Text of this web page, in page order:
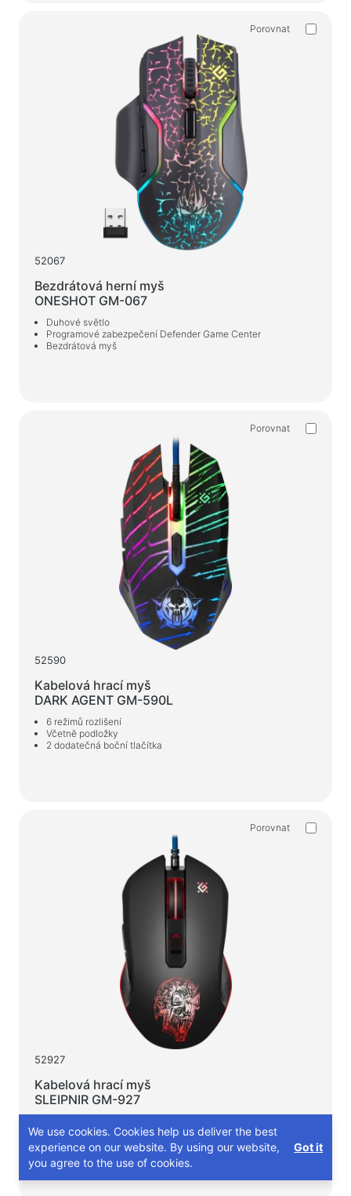
Porovnat
52067
Bezdrátová herní myš
ONESHOT GM-067
Duhové světlo
Programové zabezpečení Defender Game Center
Bezdrátová myš
Porovnat
52590
Kabelová hrací myš
DARK AGENT GM-590L
6 režimů rozlišení
Včetně podložky
2 dodatečná boční tlačítka
Porovnat
52927
Kabelová hrací myš
SLEIPNIR GM-927
6 režimů rozlišení
Včetně podložky
We use cookies. Cookies help us deliver the best
experience on our website. By using our website,
you agree to the use of cookies.
Got it